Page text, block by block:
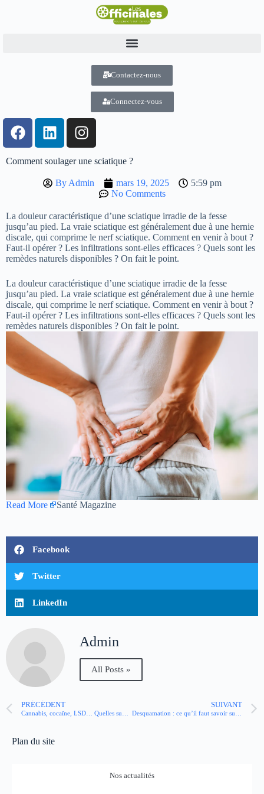
Contactez-nous
Connectez-vous
Comment soulager une sciatique ?
ByAdmin mars 19, 2025
5:59 pm
No Comments
La douleur caractéristique d’une sciatique irradie de la fesse
jusqu’au pied. La vraie sciatique est généralement due à une hernie
discale, qui comprime le nerf sciatique. Comment en venir à bout ?
Faut-il opérer ? Les infiltrations sont-elles efficaces ? Quels sont les
remèdes naturels disponibles ? On fait le point.
La douleur caractéristique d’une sciatique irradie de la fesse
jusqu’au pied. La vraie sciatique est généralement due à une hernie
discale, qui comprime le nerf sciatique. Comment en venir à bout ?
Faut-il opérer ? Les infiltrations sont-elles efficaces ? Quels sont les
remèdes naturels disponibles ? On fait le point.
Read More Santé Magazine
Facebook
Twitter
LinkedIn
Admin
All Posts »
PRÉCÉDENT SUIVANT
Plan du site
Nos actualités